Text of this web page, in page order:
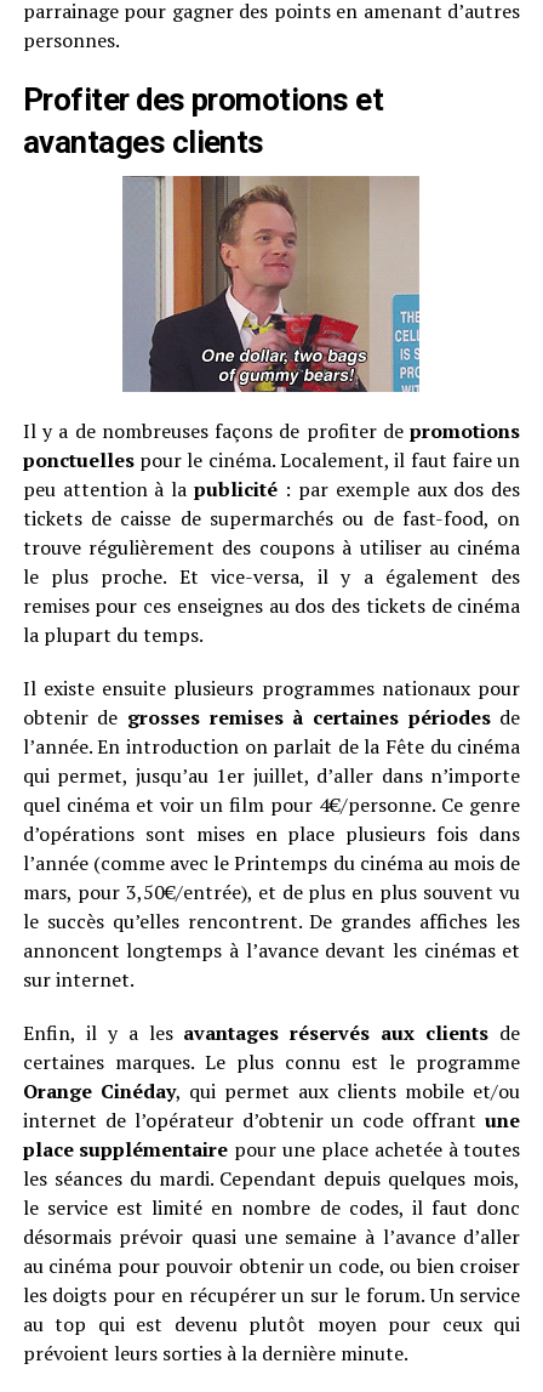
parrainage pour gagner des points en amenant d’autres
personnes.
Profiter des promotions et
avantages clients
Il y a de nombreuses façons de profiter depromotions
ponctuellespour le cinéma. Localement, il faut faire un
peu attention à lapublicité : par exemple aux dos des
tickets de caisse de supermarchés ou de fast-food, on
trouve régulièrement des coupons à utiliser au cinéma
le plus proche. Et vice-versa, il y a également des
remises pour ces enseignes au dos des tickets de cinéma
la plupart du temps.
Il existe ensuite plusieurs programmes nationaux pour
obtenir de grosses remises à certaines périodesde
l’année. En introduction on parlait de la Fête du cinéma
qui permet, jusqu’au 1er juillet, d’aller dans n’importe
quel cinéma et voir un film pour 4€/personne. Ce genre
d’opérations sont mises en place plusieurs fois dans
l’année (comme avec le Printemps du cinéma au mois de
mars, pour 3,50€/entrée), et de plus en plus souvent vu
le succès qu’elles rencontrent. De grandes affiches les
annoncent longtemps à l’avance devant les cinémas et
sur internet.
Enfin, il y a les avantages réservés aux clients de
certaines marques. Le plus connu est le programme
Orange Cinéday, qui permet aux clients mobile et/ou
internet de l’opérateur d’obtenir un code offrantune
place supplémentaire pour une place achetée à toutes
les séances du mardi. Cependant depuis quelques mois,
le service est limité en nombre de codes, il faut donc
désormais prévoir quasi une semaine à l’avance d’aller
au cinéma pour pouvoir obtenir un code, ou bien croiser
les doigts pour en récupérer un sur le forum. Un service
au top qui est devenu plutôt moyen pour ceux qui
prévoient leurs sorties à la dernière minute.